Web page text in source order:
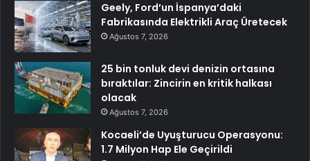
Geely, Ford’un İspanya’daki
Fabrikasında Elektrikli Araç Üretecek
Ağustos 7, 2026
25 bin tonluk devi denizin ortasına
bıraktılar: Zincirin en kritik halkası
olacak
Ağustos 7, 2026
Kocaeli’de Uyuşturucu Operasyonu:
1.7 Milyon Hap Ele Geçirildi